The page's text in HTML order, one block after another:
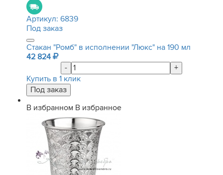
Артикул: 6839
Под заказ
Стакан "Ромб" в исполнении "Люкс" на 190 мл
42 824
-
+
Купить в 1 клик
В избранном В избранное